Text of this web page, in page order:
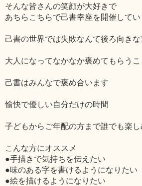
そんな皆さんの笑顔が大好きで
あちらこちらで己書幸座を開催してい
己書の世界では失敗なんて後ろ向き
大人になってなかなか褒めてもらう
己書はみんなで褒め合います
愉快で優しい自分だけの時間
子どもからご年配の方まで誰でも楽
こんな方にオススメ
●手描きで気持ちを伝えたい
●味のある字を書けるようになりたい
●絵を描けるようになりたい